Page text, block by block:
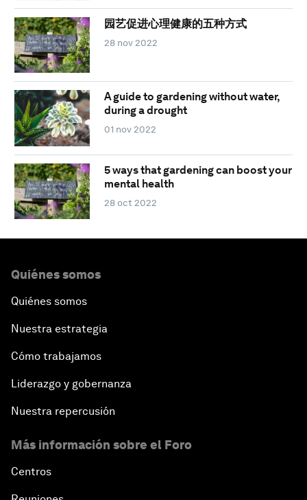
园艺促进心理健康的五种方式
28 nov 2022
A guide to gardening without water,
during a drought
01 nov 2022
5 ways that gardening can boost your
mental health
28 oct 2022
Quiénes somos
Quiénes somos
Nuestra estrategia
Cómo trabajamos
Liderazgo y gobernanza
Nuestra repercusión
Más información sobre el Foro
Centros